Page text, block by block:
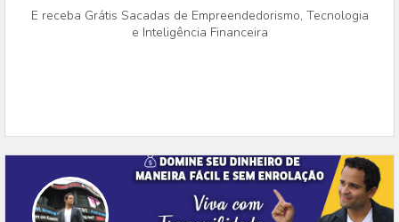
E receba Grátis Sacadas de Empreendedorismo, Tecnologia
e Inteligência Financeira